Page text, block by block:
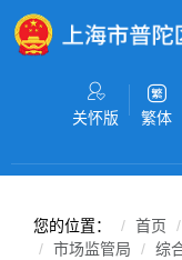
无障碍操作说明
关怀版 繁体
您的位置： 首页
市场监管局
综